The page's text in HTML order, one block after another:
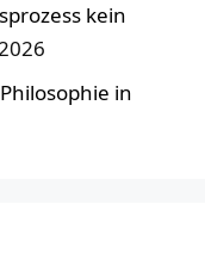
kein
in